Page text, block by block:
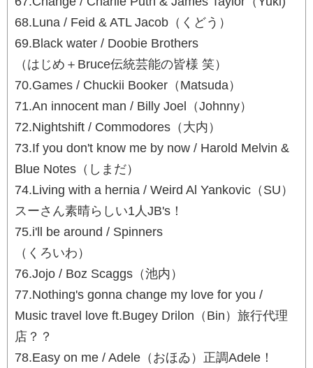
68.Luna / Feid & ATL Jacob（くどう）
69.Black water / Doobie Brothers
（はじめ＋Bruce伝統芸能の皆様 笑）
70.Games / Chuckii Booker（Matsuda）
71.An innocent man / Billy Joel（Johnny）
72.Nightshift / Commodores（大内）
73.If you don't know me by now / Harold Melvin &
Blue Notes（しまだ）
74.Living with a hernia / Weird Al Yankovic（SU）
スーさん素晴らしい1人JB's！
75.i'll be around / Spinners
（くろいわ）
76.Jojo / Boz Scaggs（池内）
77.Nothing's gonna change my love for you /
Music travel love ft.Bugey Drilon（Bin）旅行代理
店？？
78.Easy on me / Adele（おほゐ）正調Adele！